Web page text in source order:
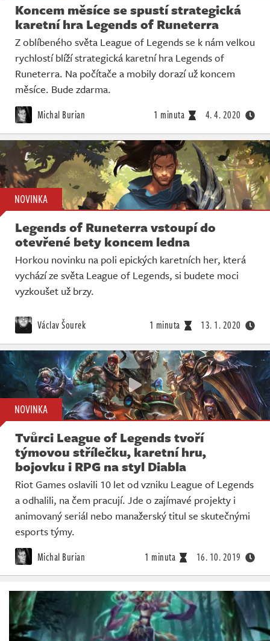
Koncem měsíce se spustí strategická
karetní hra Legends of Runeterra
Z oblíbeného světa League of Legends se k nám velkou
rychlostí blíží strategická karetní hra Legends of
Runeterra. Na počítače a mobily dorazí už koncem
měsíce. Bude zdarma.
Michal Burian 1 minuta 4. 4. 2020
NOVINKA
Legends of Runeterra vstoupí do
otevřené bety koncem ledna
Horkou novinku na poli epických karetních her, která
vychází ze světa League of Legends, si budete moci
vyzkoušet už brzy.
Václav Šourek 1 minuta 13. 1. 2020
NOVINKA
Tvůrci League of Legends tvoří
týmovou střílečku, karetní hru,
bojovku i RPG na styl Diabla
Riot Games oslavili 10 let od vzniku League of Legends
a odhalili, na čem pracují. Jde o zajímavé projekty i
animovaný seriál nebo manažerský titul se skutečnými
esports týmy.
Michal Burian 1 minuta 16. 10. 2019